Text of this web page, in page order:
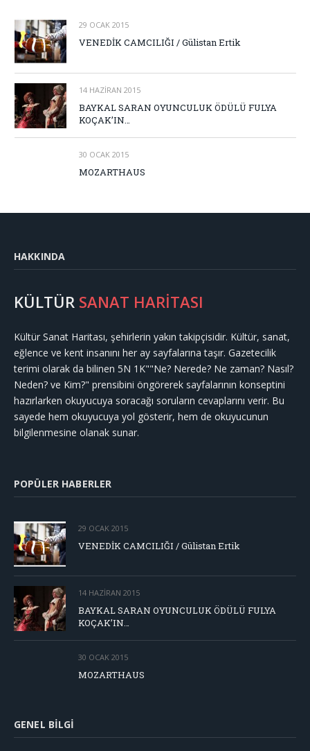
29 OCAK 2015
VENEDİK CAMCILIĞI / Gülistan Ertik
14 HAZIRAN 2015
BAYKAL SARAN OYUNCULUK ÖDÜLÜ FULYA
KOÇAK’IN…
30 OCAK 2015
MOZARTHAUS
HAKKINDA
KÜLTÜR SANAT HARİTASI
Kültür Sanat Haritası, şehirlerin yakın takipçisidir. Kültür, sanat,
eğlence ve kent insanını her ay sayfalarına taşır. Gazetecilik
terimi olarak da bilinen 5N 1K""Ne? Nerede? Ne zaman? Nasıl?
Neden? ve Kim?" prensibini öngörerek sayfalarının konseptini
hazırlarken okuyucuya soracağı soruların cevaplarını verir. Bu
sayede hem okuyucuya yol gösterir, hem de okuyucunun
bilgilenmesine olanak sunar.
POPÜLER HABERLER
29 OCAK 2015
VENEDİK CAMCILIĞI / Gülistan Ertik
14 HAZIRAN 2015
BAYKAL SARAN OYUNCULUK ÖDÜLÜ FULYA
KOÇAK’IN…
30 OCAK 2015
MOZARTHAUS
GENEL BILGI